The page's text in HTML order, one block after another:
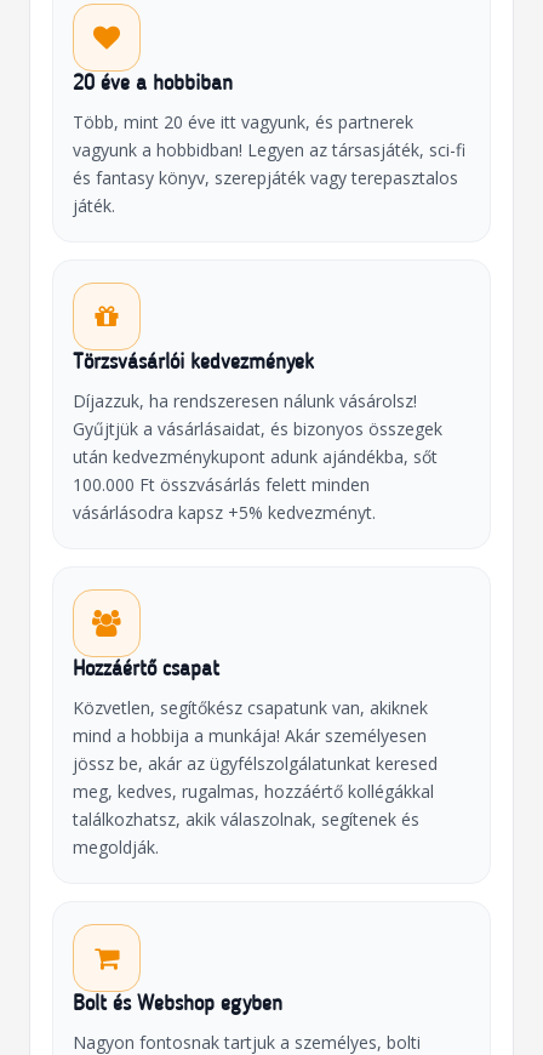
20 éve a hobbiban
Több, mint 20 éve itt vagyunk, és partnerek
vagyunk a hobbidban! Legyen az társasjáték, sci-fi
és fantasy könyv, szerepjáték vagy terepasztalos
játék.
Törzsvásárlói kedvezmények
Díjazzuk, ha rendszeresen nálunk vásárolsz!
Gyűjtjük a vásárlásaidat, és bizonyos összegek
után kedvezménykupont adunk ajándékba, sőt
100.000 Ft összvásárlás felett minden
vásárlásodra kapsz +5% kedvezményt.
Hozzáértő csapat
Közvetlen, segítőkész csapatunk van, akiknek
mind a hobbija a munkája! Akár személyesen
jössz be, akár az ügyfélszolgálatunkat keresed
meg, kedves, rugalmas, hozzáértő kollégákkal
találkozhatsz, akik válaszolnak, segítenek és
megoldják.
Bolt és Webshop egyben
Nagyon fontosnak tartjuk a személyes, bolti